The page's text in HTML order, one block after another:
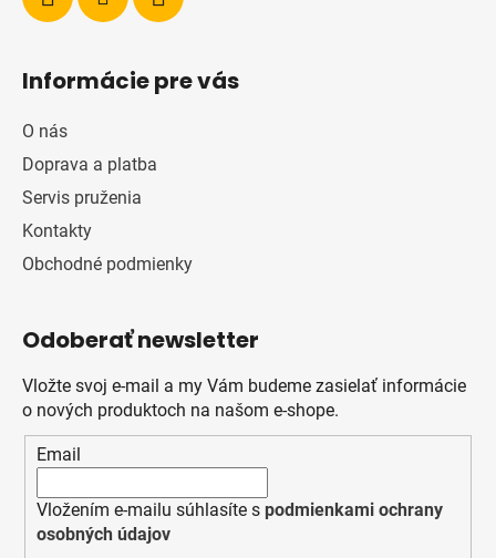
Informácie pre vás
O nás
Doprava a platba
Servis pruženia
Kontakty
Obchodné podmienky
Odoberať newsletter
Vložte svoj e-mail a my Vám budeme zasielať informácie
o nových produktoch na našom e-shope.
Email
Vložením e-mailu súhlasíte s podmienkami ochrany
osobných údajov